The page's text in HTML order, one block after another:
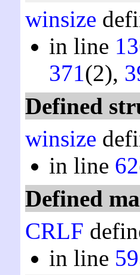
winsize
in line
371(2),
Defined
winsize
in line 62
Defined
CRLF
in line